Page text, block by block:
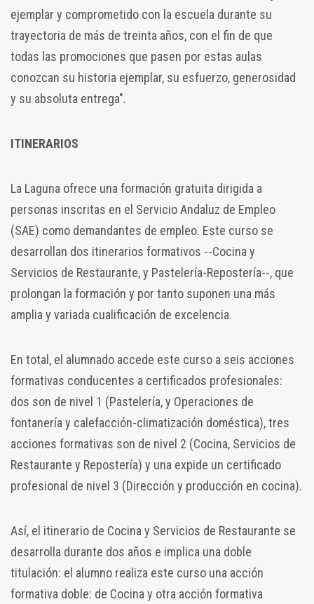
ejemplar y comprometido con la escuela durante su
trayectoria de más de treinta años, con el fin de que
todas las promociones que pasen por estas aulas
conozcan su historia ejemplar, su esfuerzo, generosidad
y su absoluta entrega".
ITINERARIOS
La Laguna ofrece una formación gratuita dirigida a
personas inscritas en el Servicio Andaluz de Empleo
(SAE) como demandantes de empleo. Este curso se
desarrollan dos itinerarios formativos --Cocina y
Servicios de Restaurante, y Pastelería-Repostería--, que
prolongan la formación y por tanto suponen una más
amplia y variada cualificación de excelencia.
En total, el alumnado accede este curso a seis acciones
formativas conducentes a certificados profesionales:
dos son de nivel 1 (Pastelería, y Operaciones de
fontanería y calefacción-climatización doméstica), tres
acciones formativas son de nivel 2 (Cocina, Servicios de
Restaurante y Repostería) y una expide un certificado
profesional de nivel 3 (Dirección y producción en cocina).
Así, el itinerario de Cocina y Servicios de Restaurante se
desarrolla durante dos años e implica una doble
titulación: el alumno realiza este curso una acción
formativa doble: de Cocina y otra acción formativa